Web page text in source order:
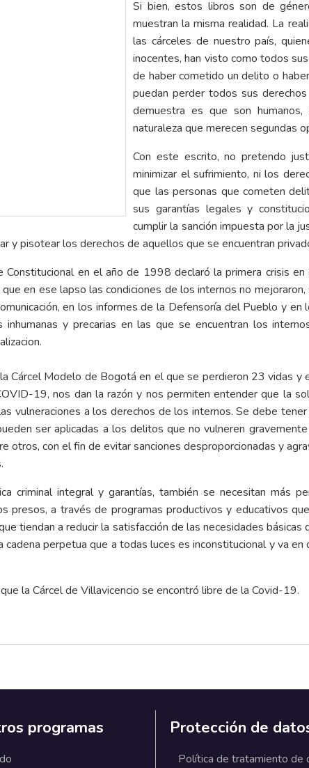
Si bien, estos libros son de
muestran la misma realidad. La
las cárceles de nuestro país,
inocentes, han visto como todos
de haber cometido un delito o
puedan perder todos sus
demuestra es que son
naturaleza que merecen segundas
Con este escrito, no pretendo
minimizar el sufrimiento, ni los
que las personas que cometen
sus garantías legales y
cumplir la sanción impuesta por la
y pisotear los derechos de aquellos que se encuentran
Constitucional en el año de 1998 declaró la primera crisis
en ese lapso las condiciones de los internos no
en los informes de la Defensoría del Pueblo y en
inhumanas y precarias en las que se encuentran los
Cárcel Modelo de Bogotá en el que se perdieron 23 vidas y
19, nos dan la razón y nos permiten entender que la
vulneraciones a los derechos de los internos.Se debe tener
ser aplicadas a los delitos que no vulneren
otros, con el fin de evitar sanciones desproporcionadas y
criminal integral y garantías, también se necesitan más
presos, a través de programas productivos y educativos
tiendan a reducir la satisfacción de las necesidades
perpetua que a todas luces es inconstitucional y va
la Cárcel de Villavicencio se encontró libre de la Covid-19.
programas Protección de
Política de tratamiento de